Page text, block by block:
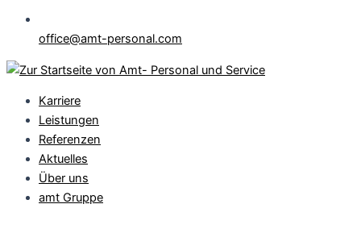
office@amt-personal.com
Karriere
Leistungen
Referenzen
Aktuelles
Über uns
amt Gruppe